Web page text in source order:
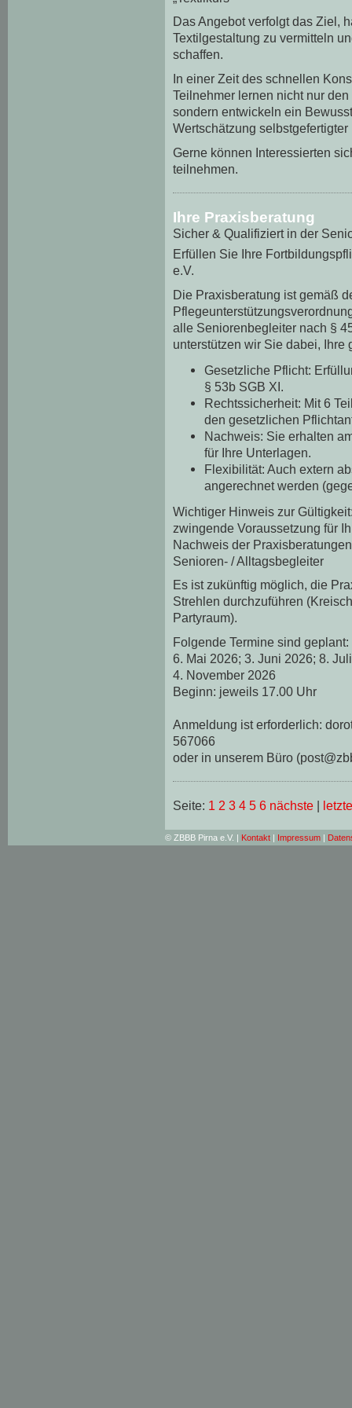
Das Angebot verfolgt das Ziel,
Textilgestaltung zu vermitteln
schaffen.
In einer Zeit des schnellen
Teilnehmer lernen nicht nur
sondern entwickeln ein
Wertschätzung selbstgefertigter
Gerne können Interessierten
teilnehmen.
Ihre Praxisberatung
Sicher & Qualifiziert in der
Erfüllen Sie Ihre
e.V.
Die Praxisberatung ist gemäß
alle Seniorenbegleiter nach §
unterstützen wir Sie dabei, Ihre
Gesetzliche Pflicht:
§ 53b SGB XI.
Rechtssicherheit: Mit 6
den gesetzlichen
Nachweis: Sie erhalten
für Ihre Unterlagen.
Flexibilität: Auch extern
angerechnet werden
Wichtiger Hinweis zur
zwingende Voraussetzung für
Nachweis der
Senioren- / Alltagsbegleiter
Es ist zukünftig möglich, die
Strehlen durchzuführen
Partyraum).
Folgende Termine sind geplant:
6. Mai 2026; 3. Juni 2026; 8.
4. November 2026
Beginn: jeweils 17.00 Uhr
Anmeldung ist erforderlich:
567066
oder in unserem Büro
Seite: 1 2 3 4 5 6 nächste letzte
© ZBBB Pirna e.V. | Kontakt | Impressum |